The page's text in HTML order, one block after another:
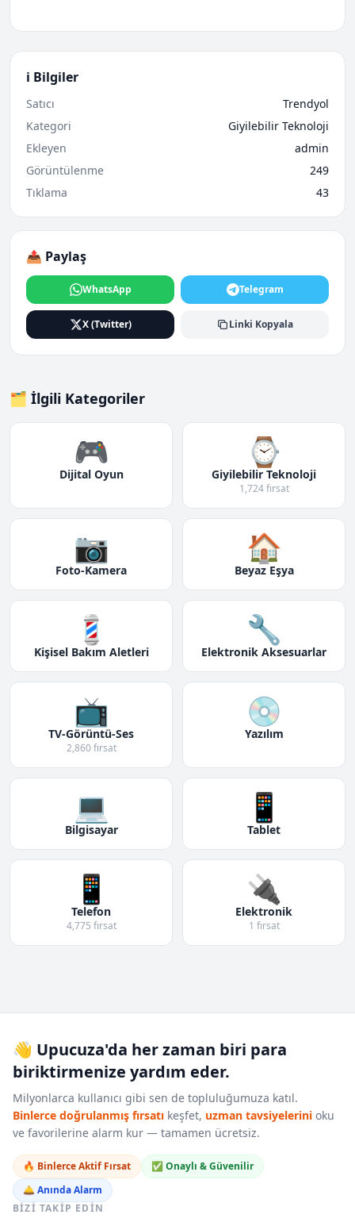
ℹ️ Bilgiler
Satıcı
Trendyol
Kategori
Giyilebilir Teknoloji
Ekleyen
admin
Görüntülenme
249
Tıklama
43
📤 Paylaş
WhatsApp Telegram
X (Twitter) Linki Kopyala
🗂️ İlgili Kategoriler
🎮
Dijital Oyun
⌚
Giyilebilir Teknoloji
1,724 fırsat
📷
Foto-Kamera
🏠
Beyaz Eşya
💈
Kişisel Bakım Aletleri
🔧
Elektronik Aksesuarlar
📺
TV-Görüntü-Ses
2,860 fırsat
💿
Yazılım
💻
Bilgisayar
📱
Tablet
📱
Telefon
4,775 fırsat
🔌
Elektronik
1 fırsat
👋 Upucuza'da her zaman biri para
biriktirmenize yardım eder.
Milyonlarca kullanıcı gibi sen de topluluğumuza katıl.
Binlerce doğrulanmış fırsatı keşfet, uzman tavsiyelerini oku
ve favorilerine alarm kur — tamamen ücretsiz.
🔥 Binlerce Aktif Fırsat
✅ Onaylı & Güvenilir
🛎️ Anında Alarm
BIZI TAKIP EDIN